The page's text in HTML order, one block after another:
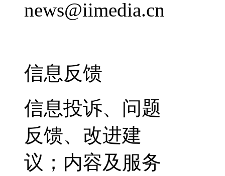
news@iimedia.cn
信息反馈
信息投诉、问题
反馈、改进建
议；内容及服务